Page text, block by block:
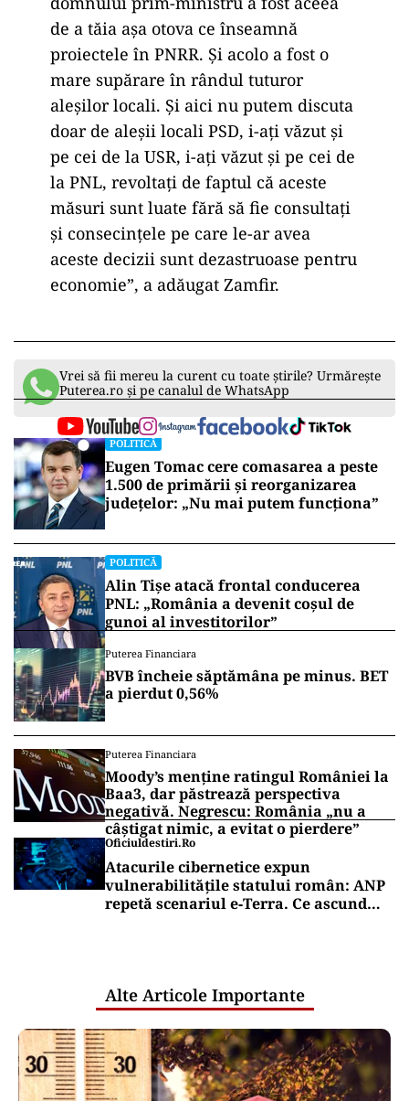
de a tăia așa otova ce înseamnă
proiectele în PNRR. Și acolo a fost o
mare supărare în rândul tuturor
aleșilor locali. Și aici nu putem discuta
doar de aleșii locali PSD, i-ați văzut și
pe cei de la USR, i-ați văzut și pe cei de
la PNL, revoltați de faptul că aceste
măsuri sunt luate fără să fie consultați
și consecințele pe care le-ar avea
aceste decizii sunt dezastruoase pentru
economie”, a adăugat Zamfir.
Vrei să fii mereu la curent cu toate știrile? Urmărește
Puterea.ro și pe canalul de WhatsApp
POLITICĂ
Eugen Tomac cere comasarea a peste
1.500 de primării și reorganizarea
județelor: „Nu mai putem funcționa”
POLITICĂ
Alin Tișe atacă frontal conducerea
PNL: „România a devenit coșul de
gunoi al investitorilor”
Puterea Financiara
BVB încheie săptămâna pe minus. BET
a pierdut 0,56%
Puterea Financiara
Moody’s menține ratingul României la
Baa3, dar păstrează perspectiva
negativă. Negrescu: România „nu a
câștigat nimic, a evitat o pierdere”
Oficiuldestiri.ro
Atacurile cibernetice expun
vulnerabilitățile statului român: ANP
repetă scenariul e‑Terra. Ce ascund
Alte Articole Importante